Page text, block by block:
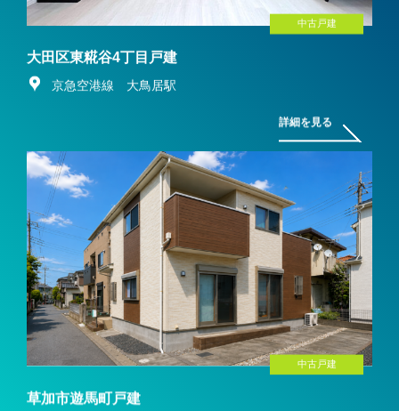
中古戸建
大田区東糀谷4丁目戸建
京急空港線 大鳥居駅
詳細を見る
中古戸建
草加市遊馬町戸建